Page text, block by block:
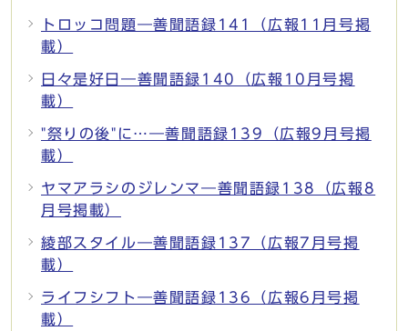
トロッコ問題―善聞語録141（広報11月号掲
載）
日々是好日―善聞語録140（広報10月号掲
載）
"祭りの後"に…―善聞語録139（広報9月号掲
載）
ヤマアラシのジレンマ―善聞語録138（広報8
月号掲載）
綾部スタイル―善聞語録137（広報7月号掲
載）
ライフシフト―善聞語録136（広報6月号掲
載）